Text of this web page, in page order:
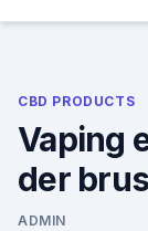
CBD PRODUCTS
Vaping
der
ADMIN